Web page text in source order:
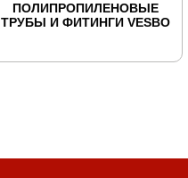
ПОЛИПРОПИЛЕНОВЫЕ
ТРУБЫ И ФИТИНГИ VESBO